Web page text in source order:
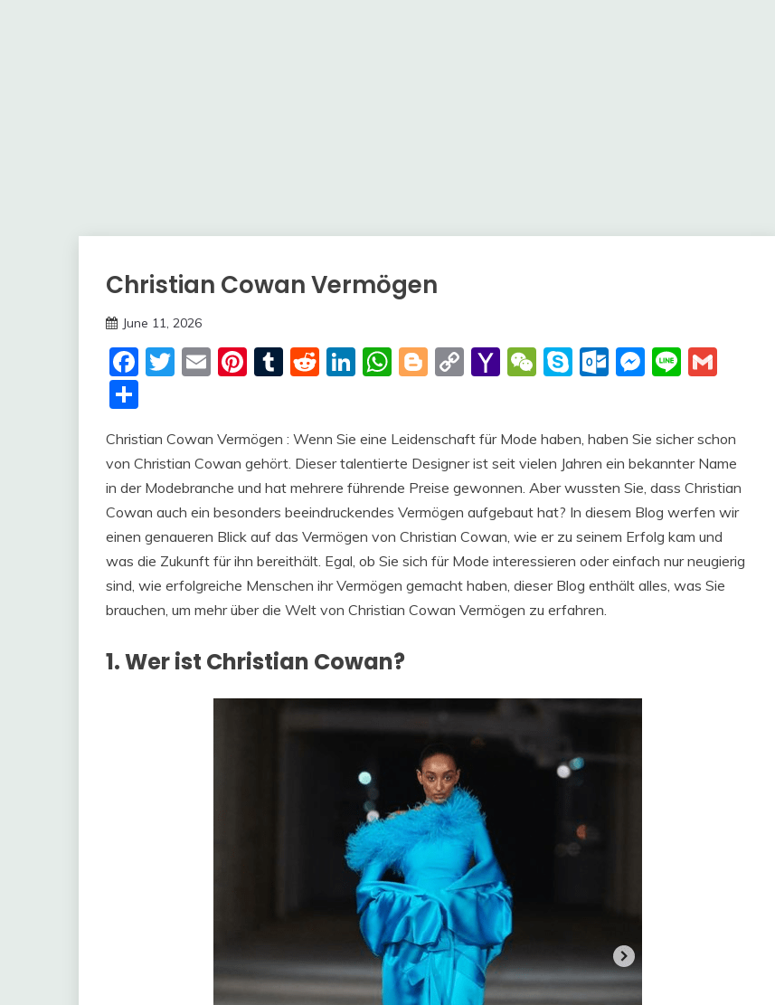
Trends
Christian Cowan Vermögen
June 11, 2026
Facebook
Twitter
EmailPinterest
Tumblr
Reddit
LinkedIn
WhatsApp
Blogger
CopyYahoo
WeChat
SkypeOutlook.com
Messenger
Line
Christian Cowan Vermögen : Wenn Sie eine Leidenschaft für Mode haben, haben Sie sicher schon
von Christian Cowan gehört. Dieser talentierte Designer ist seit vielen Jahren ein bekannter Name
in der Modebranche und hat mehrere führende Preise gewonnen. Aber wussten Sie, dass Christian
Cowan auch ein besonders beeindruckendes Vermögen aufgebaut hat? In diesem Blog werfen wir
einen genaueren Blick auf das Vermögen von Christian Cowan, wie er zu seinem Erfolg kam und
was die Zukunft für ihn bereithält. Egal, ob Sie sich für Mode interessieren oder einfach nur neugierig
sind, wie erfolgreiche Menschen ihr Vermögen gemacht haben, dieser Blog enthält alles, was Sie
brauchen, um mehr über die Welt von Christian Cowan Vermögen zu erfahren.
1. Wer ist Christian Cowan?